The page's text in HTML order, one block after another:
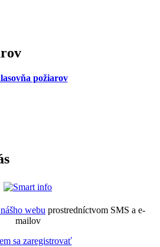
požiarov
webu prostredníctvom SMS a e-
mailov
sa zaregistrovať